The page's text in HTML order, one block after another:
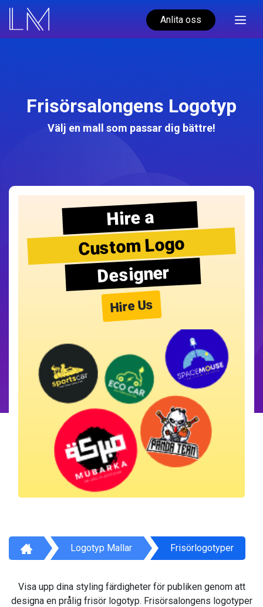
Anlita oss
Frisörsalongens Logotyp
Välj en mall som passar dig bättre!
Hire a
Custom Logo
Designer
Hire Us
Logotyp Mallar Frisörlogotyper
Visa upp dina styling färdigheter för publiken genom att
designa en prålig frisör logotyp. Frisörsalongens logotyper